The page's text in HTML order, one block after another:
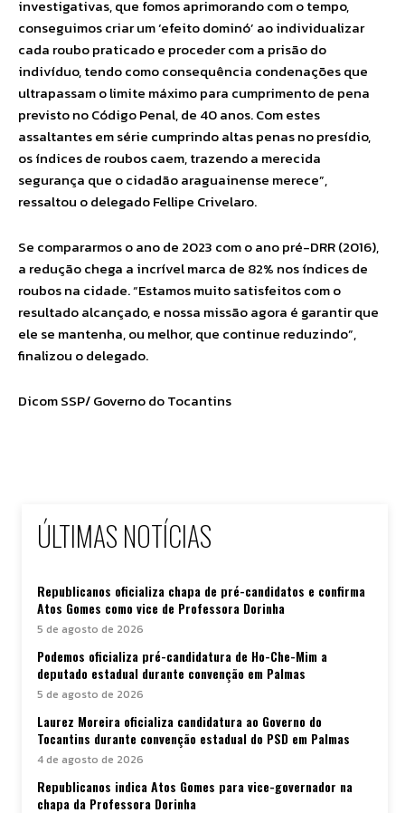
investigativas, que fomos aprimorando com o tempo,
conseguimos criar um ‘efeito dominó’ ao individualizar
cada roubo praticado e proceder com a prisão do
indivíduo, tendo como consequência condenações que
ultrapassam o limite máximo para cumprimento de pena
previsto no Código Penal, de 40 anos. Com estes
assaltantes em série cumprindo altas penas no presídio,
os índices de roubos caem, trazendo a merecida
segurança que o cidadão araguainense merece”,
ressaltou o delegado Fellipe Crivelaro.
Se compararmos o ano de 2023 com o ano pré-DRR (2016),
a redução chega a incrível marca de 82% nos índices de
roubos na cidade. “Estamos muito satisfeitos com o
resultado alcançado, e nossa missão agora é garantir que
ele se mantenha, ou melhor, que continue reduzindo”,
finalizou o delegado.
Dicom SSP/ Governo do Tocantins
ÚLTIMAS NOTÍCIAS
Republicanos oficializa chapa de pré-candidatos e confirma
Atos Gomes como vice de Professora Dorinha
5 de agosto de 2026
Podemos oficializa pré-candidatura de Ho-Che-Mim a
deputado estadual durante convenção em Palmas
5 de agosto de 2026
Laurez Moreira oficializa candidatura ao Governo do
Tocantins durante convenção estadual do PSD em Palmas
4 de agosto de 2026
Republicanos indica Atos Gomes para vice-governador na
chapa da Professora Dorinha